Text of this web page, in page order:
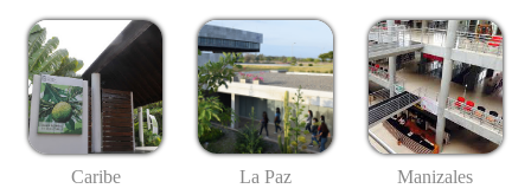
Caribe La Paz Manizales